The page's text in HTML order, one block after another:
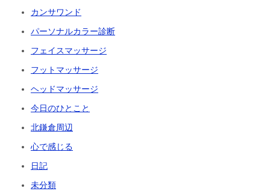
カンサワンド
パーソナルカラー診断
フェイスマッサージ
フットマッサージ
ヘッドマッサージ
今日のひとこと
北鎌倉周辺
心で感じる
日記
未分類